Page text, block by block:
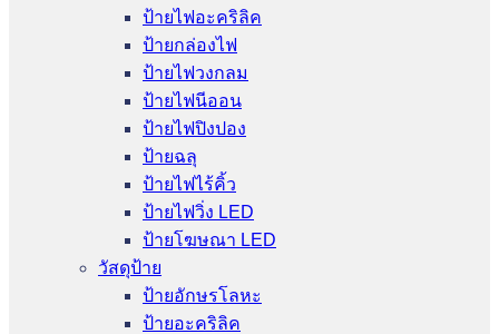
ป้ายไฟอะคริลิค
ป้ายกล่องไฟ
ป้ายไฟวงกลม
ป้ายไฟนีออน
ป้ายไฟปิงปอง
ป้ายฉลุ
ป้ายไฟไร้คิ้ว
ป้ายไฟวิ่ง LED
ป้ายโฆษณา LED
วัสดุป้าย
ป้ายอักษรโลหะ
ป้ายอะคริลิค